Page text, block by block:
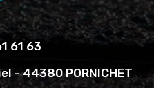
61 63
- 44380 PORNICHET